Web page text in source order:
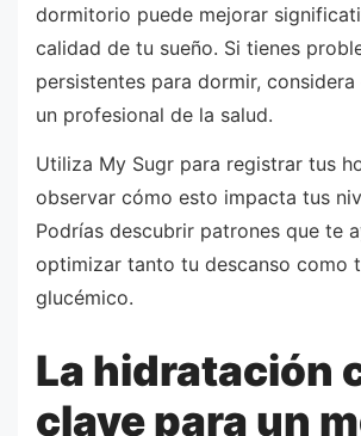
dormitorio puede mejorar
calidad de tu sueño. Si tienes
persistentes para dormir,
un profesional de la salud.
Utiliza My Sugr para registrar tus
observar cómo esto impacta tus
Podrías descubrir patrones que te
optimizar tanto tu descanso como
glucémico.
La hidratación
clave para un